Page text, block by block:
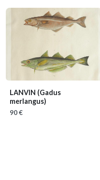
LANVIN (Gadus
merlangus)
90 €